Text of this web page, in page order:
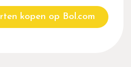
kopen op Bol.com